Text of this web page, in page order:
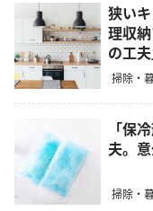
狭い
理収
の工夫
掃除・
「保
夫。
掃除・